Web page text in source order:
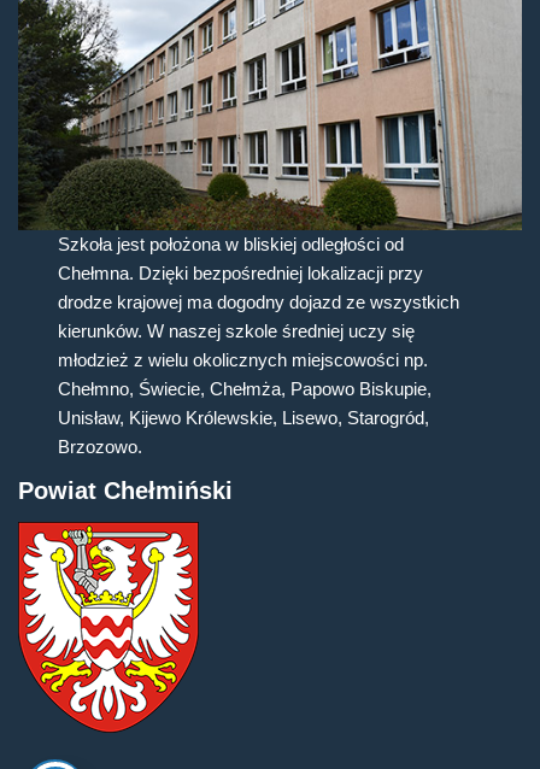
Szkoła jest położona w bliskiej odległości od
Chełmna. Dzięki bezpośredniej lokalizacji przy
drodze krajowej ma dogodny dojazd ze wszystkich
kierunków. W naszej szkole średniej uczy się
młodzież z wielu okolicznych miejscowości np.
Chełmno, Świecie, Chełmża, Papowo Biskupie,
Unisław, Kijewo Królewskie, Lisewo, Starogród,
Brzozowo.
Powiat Chełmiński